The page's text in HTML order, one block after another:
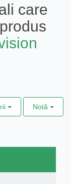
care
Notă